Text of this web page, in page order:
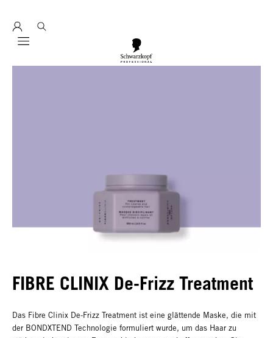
Mobile navigation
FIBRE CLINIX De-Frizz Treatment
Das Fibre Clinix De-Frizz Treatment ist eine glättende Maske, die mit
der BONDXTEND Technologie formuliert wurde, um das Haar zu